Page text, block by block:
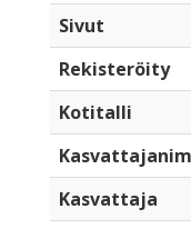
Sivut
Rekisteröity
Kotitalli
Kasvattaja